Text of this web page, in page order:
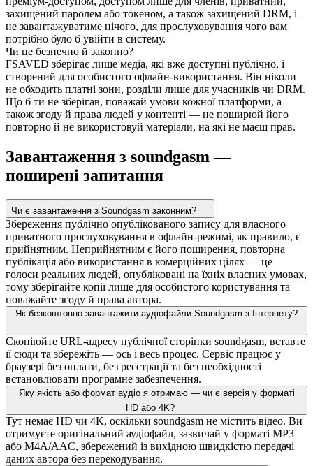
захищений паролем або токеном, а також захищений DRM, і
не завантажуватиме нічого, для прослуховування чого вам
потрібно було б увійти в систему.
Чи це безпечно й законно?
FSAVED зберігає лише медіа, які вже доступні публічно, і
створений для особистого офлайн-використання. Він ніколи
не обходить платні зони, розділи лише для учасників чи DRM.
Що б ти не зберігав, поважай умови кожної платформи, а
також згоду й права людей у контенті — не поширюй його
повторно й не використовуй матеріали, на які не маєш прав.
Завантаження з soundgasm —
поширені запитання
Чи є завантаження з Soundgasm законним?
Збереження публічно опублікованого запису для власного
приватного прослуховування в офлайн-режимі, як правило, є
прийнятним. Неприйнятним є його поширення, повторна
публікація або використання в комерційних цілях — це
голоси реальних людей, опубліковані на їхніх власних умовах,
тому зберігайте копії лише для особистого користування та
поважайте згоду й права автора.
Як безкоштовно завантажити аудіофайли Soundgasm з Інтернету?
Скопіюйте URL-адресу публічної сторінки soundgasm, вставте
її сюди та збережіть — ось і весь процес. Сервіс працює у
браузері без оплати, без реєстрації та без необхідності
встановлювати програмне забезпечення.
Яку якість або формат аудіо я отримаю — чи є версія у форматі
HD або 4K?
Тут немає HD чи 4K, оскільки soundgasm не містить відео. Ви
отримуєте оригінальний аудіофайл, зазвичай у форматі MP3
або M4A/AAC, збережений із вихідною швидкістю передачі
даних автора без перекодування.